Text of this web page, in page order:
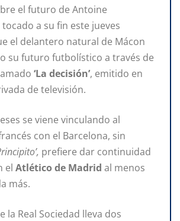
el futuro de Antoine
a su fin este jueves
el delantero natural de Mácon
su futuro futbolístico a través de
‘La decisión’, emitido en
de televisión.
se viene vinculando al
con el Barcelona, sin
prefiere dar continuidad
el Atlético de Madrid al menos
más.
la Real Sociedad lleva dos